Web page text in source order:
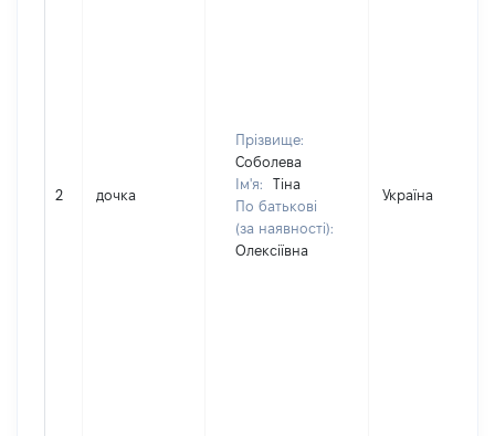
2 дочка
Прізвище:
Соболева
Ім'я:
Тіна
По батькові
(за наявності):
Олексіївна
Україна